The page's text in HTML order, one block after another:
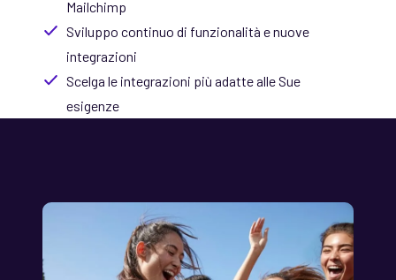
Mailchimp
Sviluppo continuo di funzionalità e nuove
integrazioni
Scelga le integrazioni più adatte alle Sue
esigenze